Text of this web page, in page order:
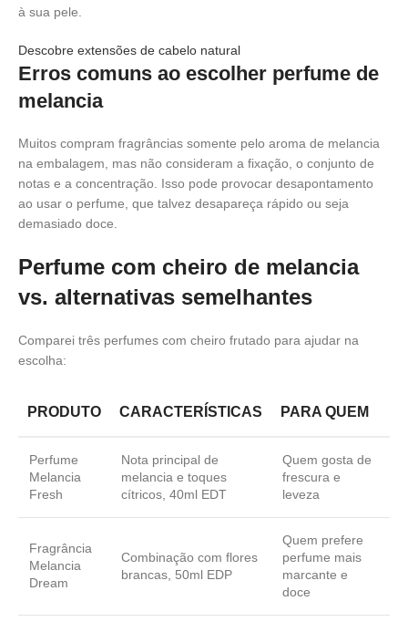
à sua pele.
Descobre extensões de cabelo natural
Erros comuns ao escolher perfume de
melancia
Muitos compram fragrâncias somente pelo aroma de melancia
na embalagem, mas não consideram a fixação, o conjunto de
notas e a concentração. Isso pode provocar desapontamento
ao usar o perfume, que talvez desapareça rápido ou seja
demasiado doce.
Perfume com cheiro de melancia
vs. alternativas semelhantes
Comparei três perfumes com cheiro frutado para ajudar na
escolha:
PRODUTO CARACTERÍSTICAS PARA QUEM
Perfume
Melancia
Fresh
Nota principal de
melancia e toques
cítricos, 40ml EDT
Quem gosta de
frescura e
leveza
Fragrância
Melancia
Dream
Combinação com flores
brancas, 50ml EDP
Quem prefere
perfume mais
marcante e
doce